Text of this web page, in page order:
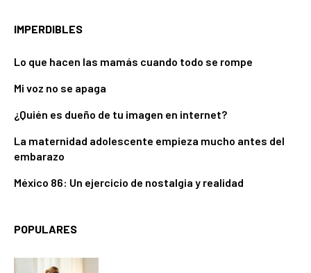
IMPERDIBLES
Lo que hacen las mamás cuando todo se rompe
Mi voz no se apaga
¿Quién es dueño de tu imagen en internet?
La maternidad adolescente empieza mucho antes del
embarazo
México 86: Un ejercicio de nostalgia y realidad
POPULARES